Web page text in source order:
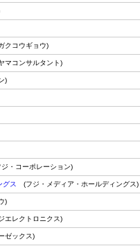
クコウギョウ)
マコンサルタント)
)
・コーポレーション)
グス (フジ・メディア・ホールディングス)
)
エレクトロニクス)
ゼックス)